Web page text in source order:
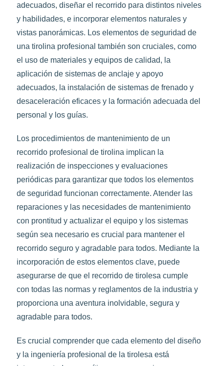
adecuados, diseñar el recorrido para distintos niveles
y habilidades, e incorporar elementos naturales y
vistas panorámicas. Los elementos de seguridad de
una tirolina profesional también son cruciales, como
el uso de materiales y equipos de calidad, la
aplicación de sistemas de anclaje y apoyo
adecuados, la instalación de sistemas de frenado y
desaceleración eficaces y la formación adecuada del
personal y los guías.
Los procedimientos de mantenimiento de un
recorrido profesional de tirolina implican la
realización de inspecciones y evaluaciones
periódicas para garantizar que todos los elementos
de seguridad funcionan correctamente. Atender las
reparaciones y las necesidades de mantenimiento
con prontitud y actualizar el equipo y los sistemas
según sea necesario es crucial para mantener el
recorrido seguro y agradable para todos. Mediante la
incorporación de estos elementos clave, puede
asegurarse de que el recorrido de tirolesa cumple
con todas las normas y reglamentos de la industria y
proporciona una aventura inolvidable, segura y
agradable para todos.
Es crucial comprender que cada elemento del diseño
y la ingeniería profesional de la tirolesa está